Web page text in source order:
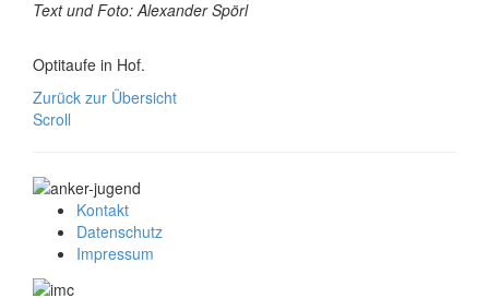
Text und Foto: Alexander Spörl
Optitaufe in Hof.
Zurück zur Übersicht
Scroll
Kontakt
Datenschutz
Impressum